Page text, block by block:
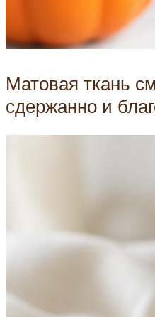
Матовая ткань
сдержанно и